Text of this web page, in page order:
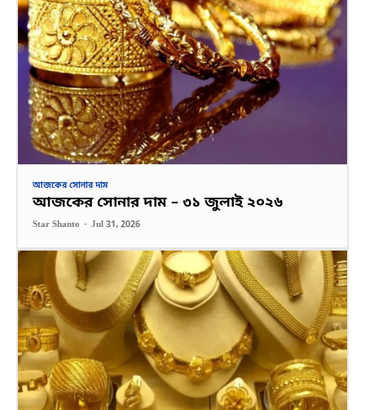
আজকের সোনার দাম
আজকের সোনার দাম – ৩১ জুলাই ২০২৬
Star Shanto - Jul 31, 2026